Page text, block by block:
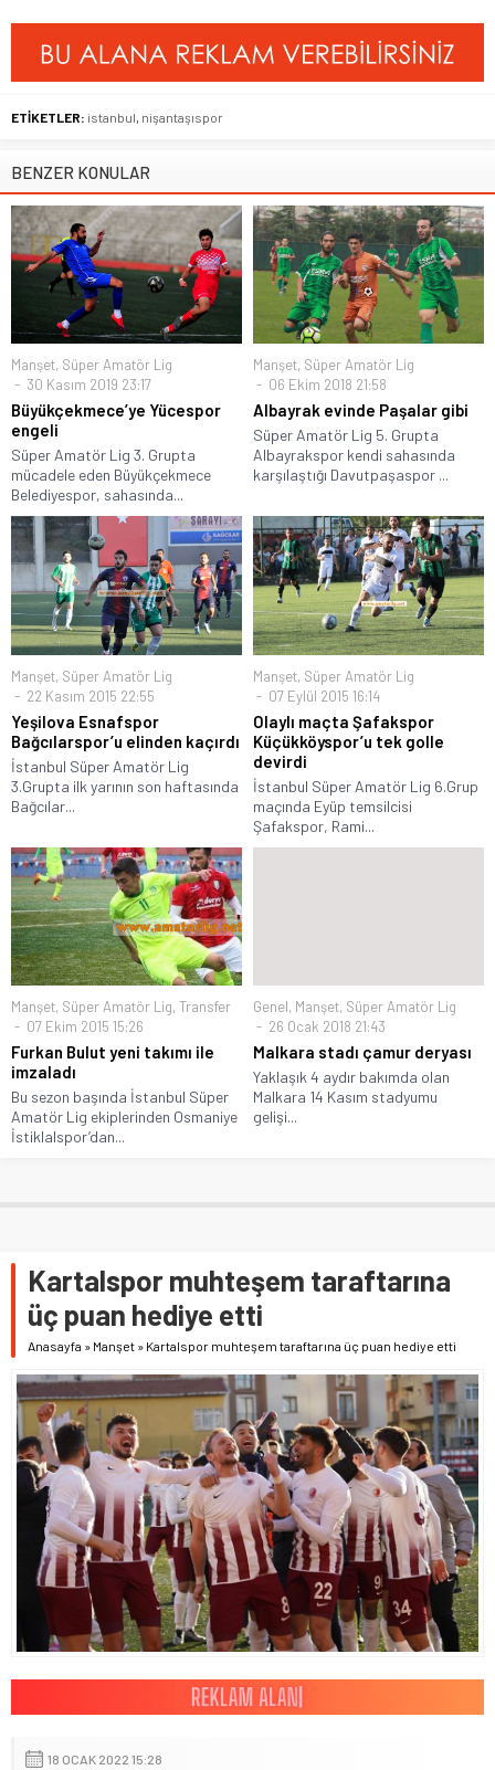
ETİKETLER: istanbul nişantaşıspor
BENZER KONULAR
Manşet, Süper Amatör Lig
30 Kasım 2019 23:17
Büyükçekmece’ye Yücespor
engeli
Süper Amatör Lig 3. Grupta
mücadele eden Büyükçekmece
Belediyespor, sahasında...
Manşet, Süper Amatör Lig
06 Ekim 2018 21:58
Albayrak evinde Paşalar gibi
Süper Amatör Lig 5. Grupta
Albayrakspor kendi sahasında
karşılaştığı Davutpaşaspor ...
Manşet, Süper Amatör Lig
22 Kasım 2015 22:55
Yeşilova Esnafspor
Bağcılarspor’u elinden kaçırdı
İstanbul Süper Amatör Lig
3.Grupta ilk yarının son haftasında
Bağcılar...
Manşet, Süper Amatör Lig
07 Eylül 2015 16:14
Olaylı maçta Şafakspor
Küçükköyspor’u tek golle
devirdi
İstanbul Süper Amatör Lig 6.Grup
maçında Eyüp temsilcisi
Şafakspor, Rami...
Manşet, Süper Amatör Lig, Transfer
07 Ekim 2015 15:26
Furkan Bulut yeni takımı ile
imzaladı
Bu sezon başında İstanbul Süper
Amatör Lig ekiplerinden Osmaniye
İstiklalspor’dan...
Genel, Manşet, Süper Amatör Lig
26 Ocak 2018 21:43
Malkara stadı çamur deryası
Yaklaşık 4 aydır bakımda olan
Malkara 14 Kasım stadyumu
gelişi...
Kartalspor muhteşem taraftarına
üç puan hediye etti
Anasayfa » Manşet » Kartalspor muhteşem taraftarına üç puan hediye etti
18 OCAK 2022 15:28